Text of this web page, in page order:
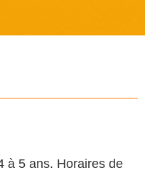
à 5 ans. Horaires de